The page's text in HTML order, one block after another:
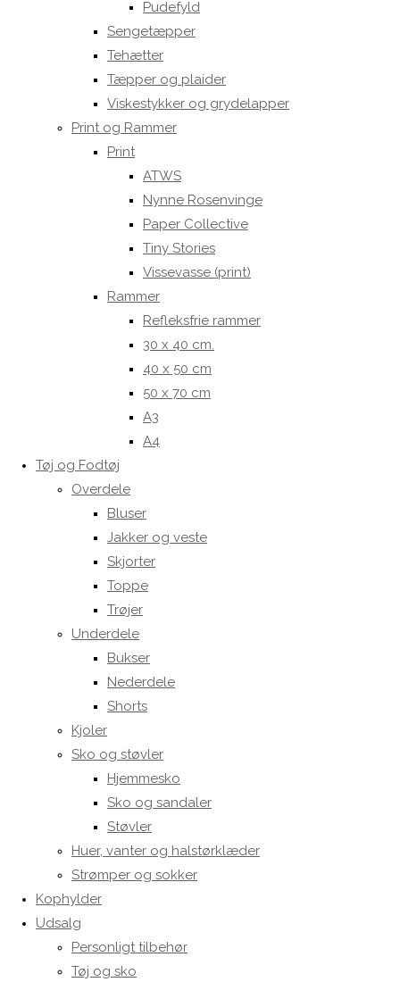
Pudefyld
Sengetæpper
Tehætter
Tæpper og plaider
Viskestykker og grydelapper
Print og Rammer
Print
ATWS
Nynne Rosenvinge
Paper Collective
Tiny Stories
Vissevasse (print)
Rammer
Refleksfrie rammer
30 x 40 cm.
40 x 50 cm
50 x 70 cm
A3
A4
Tøj og Fodtøj
Overdele
Bluser
Jakker og veste
Skjorter
Toppe
Trøjer
Underdele
Bukser
Nederdele
Shorts
Kjoler
Sko og støvler
Hjemmesko
Sko og sandaler
Støvler
Huer, vanter og halstørklæder
Strømper og sokker
Kophylder
Udsalg
Personligt tilbehør
Tøj og sko